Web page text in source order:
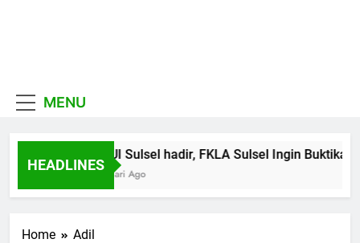
MENU
HEADLINES
MUI Sulsel hadir, FKLA Sulsel Ingin
7 Hari Ago
Home Adil